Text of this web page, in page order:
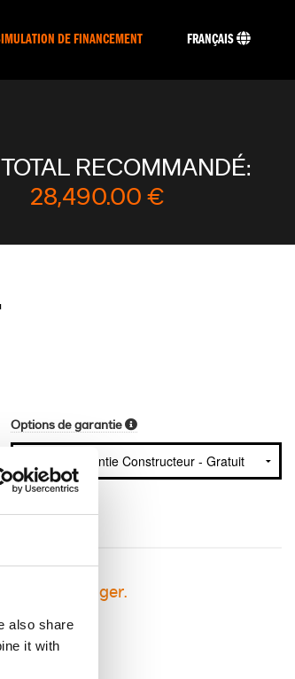
also share
it with
DE FINANCEMENT FRANÇAIS
RECOMMANDÉ:
28,490.00 €
Options de garantie
vous engager.